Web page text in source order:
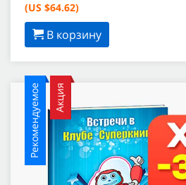
(US $64.62)
В корзину
Рекомендуемое Акция